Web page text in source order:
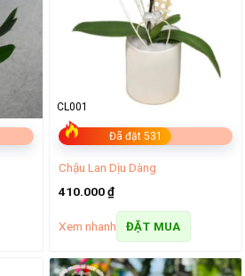
Đã đặt 531
CL001
Chậu Lan Dịu Dàng
410.000₫
Xem nhanh ĐẶT MUA